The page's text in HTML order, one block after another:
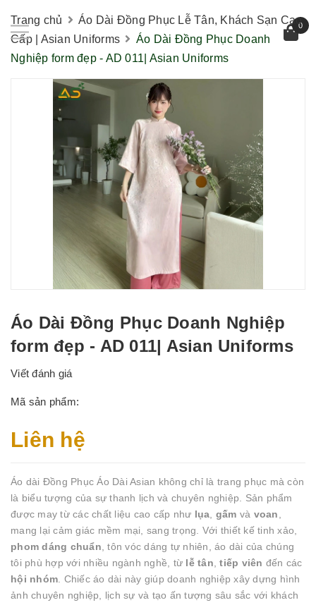
0
Trang chủ
Áo Dài Đồng Phục Lễ Tân, Khách Sạn Cao
Cấp | Asian Uniforms
Áo Dài Đồng Phục Doanh
Nghiệp form đẹp - AD 011| Asian Uniforms
Áo Dài Đồng Phục Doanh Nghiệp
form đẹp - AD 011| Asian Uniforms
Viết đánh giá
Mã sản phẩm:
Liên hệ
Áo dài Đồng Phục Áo Dài Asian không chỉ là trang phục mà còn
là biểu tượng của sự thanh lịch và chuyên nghiệp. Sản phẩm
được may từ các chất liệu cao cấp như lụa gấm và voan
mang lại cảm giác mềm mại, sang trọng. Với thiết kế tinh xảo,
phom dáng chuẩn , tôn vóc dáng tự nhiên, áo dài của chúng
tôi phù hợp với nhiều ngành nghề, từ lễ tân ,tiếp viên đến các
hội nhóm . Chiếc áo dài này giúp doanh nghiệp xây dựng hình
ảnh chuyên nghiệp, lịch sự và tạo ấn tượng sâu sắc với khách